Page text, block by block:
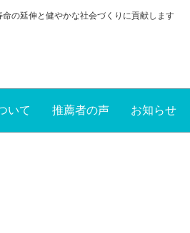
の延伸と健やかな社会づくりに貢献します
いて 推薦者の声 お知らせ